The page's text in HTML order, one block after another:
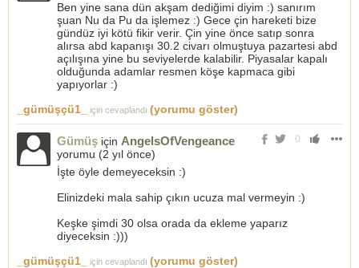
Ben yine sana dün akşam dediğimi diyim :) sanırım
şuan Nu da Pu da işlemez :) Gece çin hareketi bize
gündüz iyi kötü fikir verir. Çin yine önce satıp sonra
alırsa abd kapanışı 30.2 civarı olmuştuya pazartesi abd
açılışına yine bu seviyelerde kalabilir. Piyasalar kapalı
olduğunda adamlar resmen köşe kapmaca gibi
yapıyorlar :)
_gümüşçü1_
için cevaplandı (yorumu göster)
0
Gümüş için AngelsOfVengeance
yorumu (2 yıl önce)
İşte öyle demeyeceksin :)
Elinizdeki mala sahip çıkın ucuza mal vermeyin :)
Keşke şimdi 30 olsa orada da ekleme yaparız
diyeceksin :)))
_gümüşçü1_
için cevaplandı (yorumu göster)